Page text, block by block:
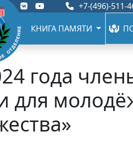
+7-(496)-511-
КНИГА ПАМЯТИ
года